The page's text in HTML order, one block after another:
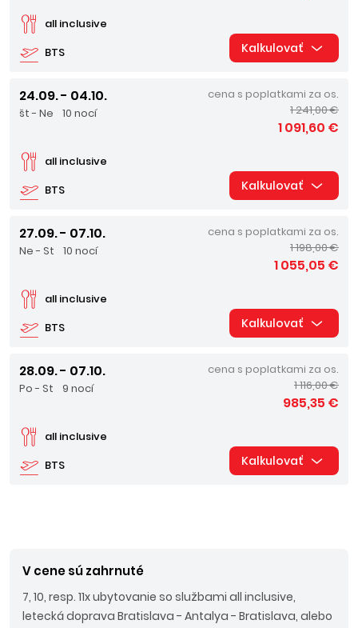
BTS
all inclusive
Kalkulovať
24.09. - 04.10.
št - Ne 10 nocí
BTS
all inclusive
cena s poplatkami za os.
1 241,00 €
1 091,60 €
Kalkulovať
27.09. - 07.10.
Ne - St 10 nocí
BTS
all inclusive
cena s poplatkami za os.
1 198,00 €
1 055,05 €
Kalkulovať
28.09. - 07.10.
Po - St 9 nocí
BTS
all inclusive
cena s poplatkami za os.
1 116,00 €
985,35 €
Kalkulovať
V cene sú zahrnuté
7, 10, resp. 11x ubytovanie so službami all inclusive,
letecká doprava Bratislava - Antalya - Bratislava, alebo